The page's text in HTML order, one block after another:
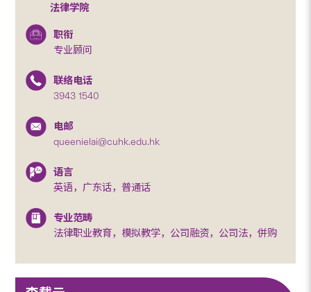
法律学院
职衔
专业顾问
联络电话
3943 1540
电邮
queenielai@cuhk.edu.hk
语言
英语，广东话，普通话
专业范畴
法律职业教育，模拟教学，公司融资，公司法，併购